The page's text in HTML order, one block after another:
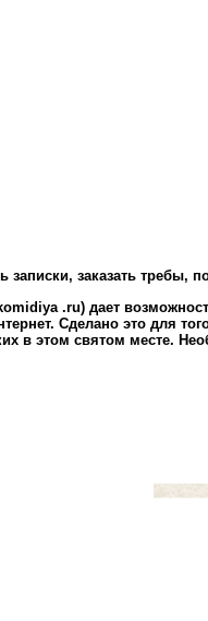
записки, заказать требы,
.ru) дает
Сделано это для
в этом святом месте.